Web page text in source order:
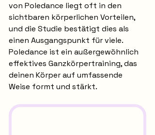
von Poledance liegt oft in den
sichtbaren körperlichen Vorteilen,
und die Studie bestätigt dies als
einen Ausgangspunkt für viele.
Poledance ist ein außergewöhnlich
effektives Ganzkörpertraining, das
deinen Körper auf umfassende
Weise formt und stärkt.